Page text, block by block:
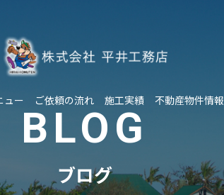
ュー ご依頼の流れ 施工実績 不動産物件情報
BLOG
ブログ